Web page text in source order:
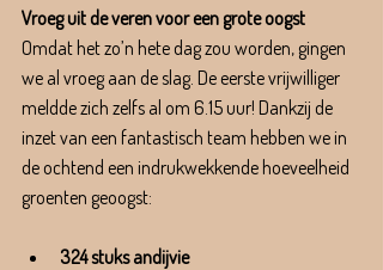
Vroeg uit de veren voor een grote oogst
Omdat het zo’n hete dag zou worden, gingen
we al vroeg aan de slag. De eerste vrijwilliger
meldde zich zelfs al om 6.15 uur! Dankzij de
inzet van een fantastisch team hebben we in
de ochtend een indrukwekkende hoeveelheid
groenten geoogst:
324 stuks andijvie